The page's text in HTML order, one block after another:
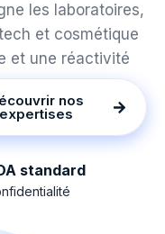
les laboratoires,
et cosmétique
et une réactivité
nos
expertises
standard